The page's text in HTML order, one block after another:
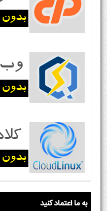
به ما اعتماد کنید